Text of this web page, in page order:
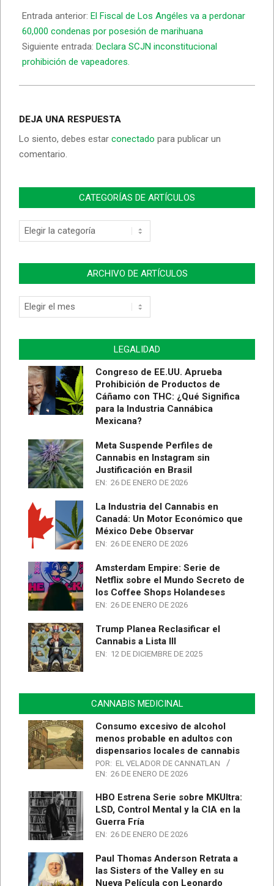
Entrada anterior: El Fiscal de Los Angéles va a perdonar
60,000 condenas por posesión de marihuana
Siguiente entrada: Declara SCJN inconstitucional
prohibición de vapeadores.
DEJA UNA RESPUESTA
Lo siento, debes estar conectado para publicar un
comentario.
CATEGORÍAS DE ARTÍCULOS
Categorías
de
ARCHIVO DE ARTÍCULOS
Archivo
de
LEGALIDAD
Congreso de EE.UU. Aprueba
Prohibición de Productos de
Cáñamo con THC: ¿Qué Significa
para la Industria Cannábica
Mexicana?
Meta Suspende Perfiles de
Cannabis en Instagram sin
Justificación en Brasil
EN: 26 DE ENERO DE 2026
La Industria del Cannabis en
Canadá: Un Motor Económico que
México Debe Observar
EN: 26 DE ENERO DE 2026
Amsterdam Empire: Serie de
Netflix sobre el Mundo Secreto de
los Coffee Shops Holandeses
EN: 26 DE ENERO DE 2026
Trump Planea Reclasificar el
Cannabis a Lista III
EN: 12 DE DICIEMBRE DE 2025
CANNABIS MEDICINAL
Consumo excesivo de alcohol
menos probable en adultos con
dispensarios locales de cannabis
POR: EL VELADOR DE CANNATLAN
EN: 26 DE ENERO DE 2026
HBO Estrena Serie sobre MKUltra:
LSD, Control Mental y la CIA en la
Guerra Fría
EN: 26 DE ENERO DE 2026
Paul Thomas Anderson Retrata a
las Sisters of the Valley en su
Nueva Película con Leonardo